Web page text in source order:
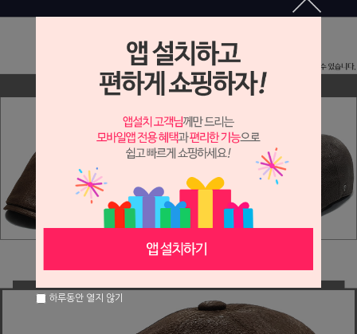
하루동안 열지 않기